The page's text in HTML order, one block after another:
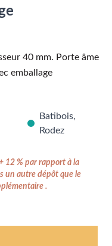
40 mm. Porte âme
emballage
Batibois,
Rodez
12 % par rapport à la
un autre dépôt que le
.